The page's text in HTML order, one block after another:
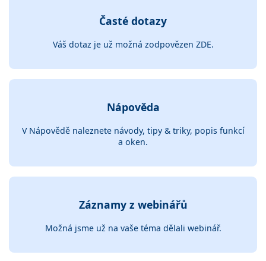
Časté dotazy
Váš dotaz je už možná zodpovězen ZDE.
Nápověda
V Nápovědě naleznete návody, tipy & triky, popis funkcí
a oken.
Záznamy z webinářů
Možná jsme už na vaše téma dělali webinář.